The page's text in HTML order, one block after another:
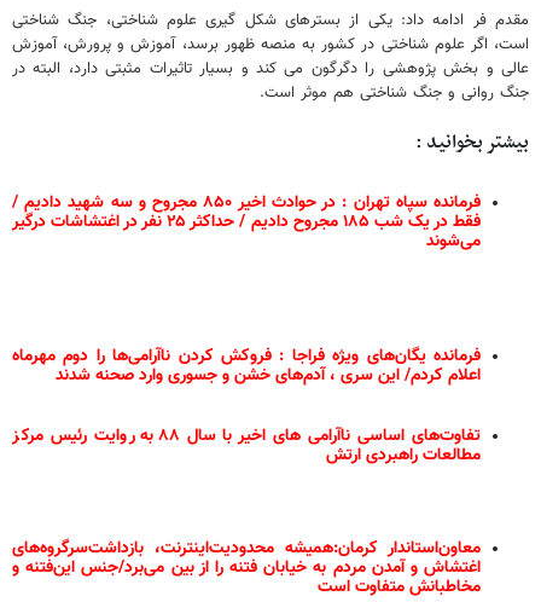
مقدم فر ادامه داد: یکی از بسترهای شکل گیری علوم شناختی، جنگ شناختی
است، اگر علوم شناختی در کشور به منصه ظهور برسد، آموزش و پرورش، آموزش
عالی و بخش پژوهشی را دگرگون می کند و بسیار تاثیرات مثبتی دارد، البته در
جنگ روانی و جنگ شناختی هم موثر است.
بیشتر بخوانید :
فرمانده سپاه تهران : در حوادث اخیر ۸۵۰ مجروح و سه شهید دادیم /
فقط در یک شب ۱۸۵ مجروح دادیم / حداکثر ۲۵ نفر در اغتشاشات درگیر
می‌شوند
فرمانده یگان‌های ویژه فراجا : فروکش کردن ناآرامی‌ها را دوم مهرماه
اعلام کردم/ این سری ، آدم‌های خشن و جسوری وارد صحنه شدند
تفاوت‌های اساسی ناآرامی های اخیر با سال ۸۸ به روایت رئیس مرکز
مطالعات راهبردی ارتش
معاون‌استاندار کرمان:همیشه محدودیت‌اینترنت، بازداشت‌سرگروه‌های
اغتشاش و آمدن مردم به خیابان فتنه را از بین می‌برد/جنس این‌فتنه و
مخاطبانش متفاوت است